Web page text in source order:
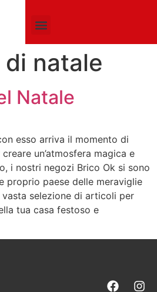
natale
Natale
esso arriva il momento di
un’atmosfera magica e
i nostri negozi Brico Ok si sono
proprio paese delle meraviglie
selezione di articoli per
tua casa festoso e